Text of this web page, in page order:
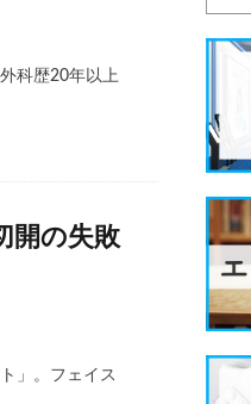
科歴20年以上
開の失敗
」。フェイス